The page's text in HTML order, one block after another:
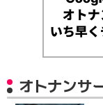
オトナンサ